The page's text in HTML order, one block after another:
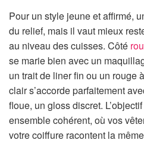
Pour un style jeune et affirmé,
du relief, mais il vaut mieux
au niveau des cuisses. Côté
se marie bien avec un
un trait de liner fin ou un rouge
clair s’accorde parfaitement
floue, un gloss discret.
ensemble cohérent, où vos
votre coiffure racontent la